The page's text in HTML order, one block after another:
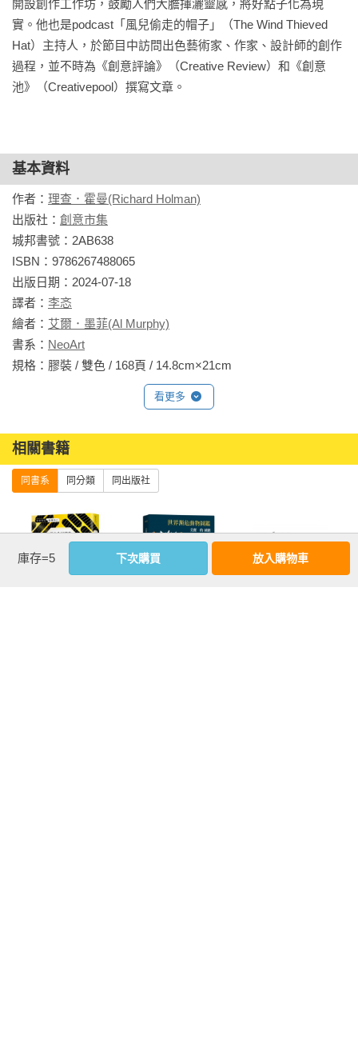
開設創作工作坊，鼓勵人們大膽揮灑靈感，將好點子化為現
實。他也是podcast「風兒偷走的帽子」（The Wind Thieved
Hat）主持人，於節目中訪問出色藝術家、作家、設計師的創作
過程，並不時為《創意評論》（Creative Review）和《創意
池》（Creativepool）撰寫文章。
基本資料
作者： 理查．霍曼(Richard Holman)
出版社： 創意市集
城邦書號：2AB638
ISBN：9786267488065
出版日期：2024-07-18
譯者： 李忞
繪者： 艾爾．墨菲(Al Murphy)
書系： NeoArt
規格：膠裝 / 雙色 / 168頁 / 14.8cm×21cm
看更多
相關書籍
同書系 同分類 同出版社
庫存=5 下次購買 放入購物車